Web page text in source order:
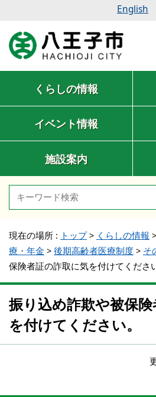
English
くらしの情報
イベント情報
施設案内
現在の場所 : トップ> くらしの情報 >
療・年金 > 後期高齢者医療制度 > そ
保険者証の詐取に気を付けてください
振り込め詐欺や被保
を付けてください。